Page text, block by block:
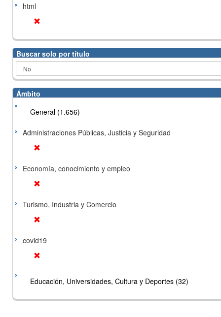
html
Buscar solo por título
Ámbito
General (1.656)
Administraciones Públicas, Justicia y Seguridad
Economía, conocimiento y empleo
Turismo, Industria y Comercio
covid19
Educación, Universidades, Cultura y Deportes (32)